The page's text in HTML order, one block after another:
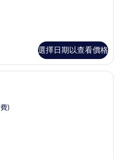
選擇日期以查看價格
別墅, 1 間臥室, 海景 | 迷你吧、書桌
)